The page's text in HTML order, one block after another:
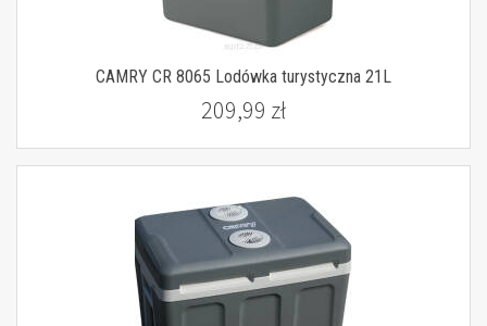
CAMRY CR 8065 Lodówka turystyczna 21L
209,99 zł